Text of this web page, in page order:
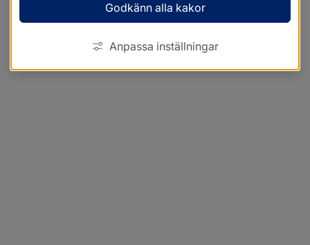
Godkänn alla kakor
Anpassa inställningar